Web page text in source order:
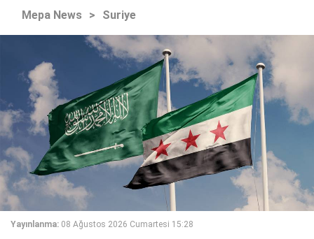
Mepa News > Suriye
Yayınlanma: 08 Ağustos 2026 Cumartesi 15:28